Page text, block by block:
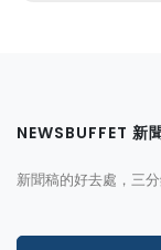
NEWSBUFFET 新
新聞稿的好去處，三